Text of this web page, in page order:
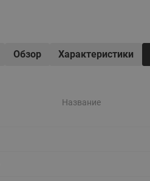
Обзор Характеристики
Название